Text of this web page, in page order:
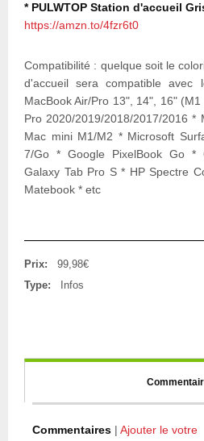
* PULWTOP Station d'accueil
https://amzn.to/4fzr6t0
Compatibilité : quelque soit le
d'accueil sera compatible avec
MacBook Air/Pro 13", 14", 16"
Pro 2020/2019/2018/2017/2016 *
Mac mini M1/M2 * Microsoft
7/Go * Google PixelBook Go *
Galaxy Tab Pro S * HP Spectre
Matebook * etc
Prix:
99,98€
Type:
Infos
Commentaires | Ajouter le votre